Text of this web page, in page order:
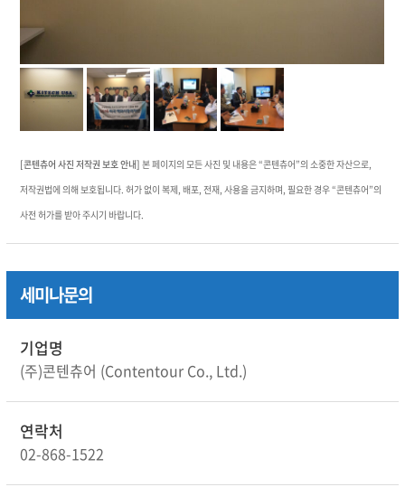
[콘텐츄어 사진 저작권 보호 안내]본 페이지의 모든 사진 및 내용은 “콘텐츄어”의 소중한 자산으로,
저작권법에 의해 보호됩니다. 허가 없이 복제, 배포, 전재, 사용을 금지하며, 필요한 경우 “콘텐츄어”의
세미나문의
기업명
연락처